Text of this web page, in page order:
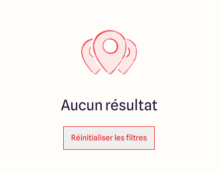
Aucun résultat
Réinitialiser les filtres